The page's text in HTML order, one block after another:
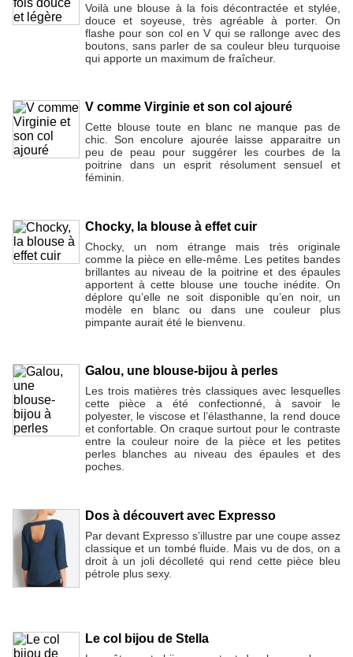
Voilà une blouse à la fois décontractée et stylée,
douce et soyeuse, très agréable à porter. On
flashe pour son col en V qui se rallonge avec des
boutons, sans parler de sa couleur bleu turquoise
qui apporte un maximum de fraîcheur.
V comme Virginie et son col ajouré
Cette blouse toute en blanc ne manque pas de
chic. Son encolure ajourée laisse apparaitre un
peu de peau pour suggérer les courbes de la
poitrine dans un esprit résolument sensuel et
féminin.
Chocky, la blouse à effet cuir
Chocky, un nom étrange mais très originale
comme la pièce en elle-même. Les petites bandes
brillantes au niveau de la poitrine et des épaules
apportent à cette blouse une touche inédite. On
déplore qu’elle ne soit disponible qu’en noir, un
modèle en blanc ou dans une couleur plus
pimpante aurait été le bienvenu.
Galou, une blouse-bijou à perles
Les trois matières très classiques avec lesquelles
cette pièce a été confectionné, à savoir le
polyester, le viscose et l’élasthanne, la rend douce
et confortable. On craque surtout pour le contraste
entre la couleur noire de la pièce et les petites
perles blanches au niveau des épaules et des
poches.
Dos à découvert avec Expresso
Par devant Expresso s’illustre par une coupe assez
classique et un tombé fluide. Mais vu de dos, on a
droit à un joli décolleté qui rend cette pièce bleu
pétrole plus sexy.
Le col bijou de Stella